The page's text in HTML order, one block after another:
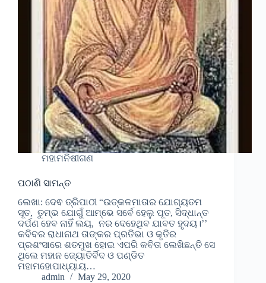
ମହାମନିଷୀଗଣ
ପଠାଣି ସାମନ୍ତ
ଲେଖା: ଦେଵ ତ୍ରିପାଠୀ “ଉତ୍କଳମାତାର ଯୋଗ୍ୟତମ
ସୂତ, ତୁମ୍ଭ ଯୋଗୁଁ ଆମ୍ଭେ ସର୍ବେ ହେଲୁ ପୂତ, ସିଦ୍ଧାନ୍ତ
ଦର୍ପଣ ହେବ ନାହିଁ ଲୟ, ନର ଦେହେଥିବ ଯାବତ ହୃଦୟ।’’
କବିବର ରାଧାନାଥ ତାଙ୍କର ପ୍ରତିଭା ଓ କୃତିର
ପ୍ରଶଂସାରେ ଶତମୁଖ ହୋଇ ଏପରି କବିତା ଲେଖିଛନ୍ତି ସେ
ଥିଲେ ମହାନ ଜ୍ୟୋତିର୍ବିଦ ଓ ପଣ୍ଡିତ
ମହାମହୋପାଧ୍ୟାୟ…
admin
May 29, 2020